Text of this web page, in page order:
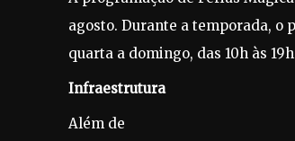
agosto. Durante a temporada, o
quarta a domingo, das 10h às
Infraestrutura
Além de